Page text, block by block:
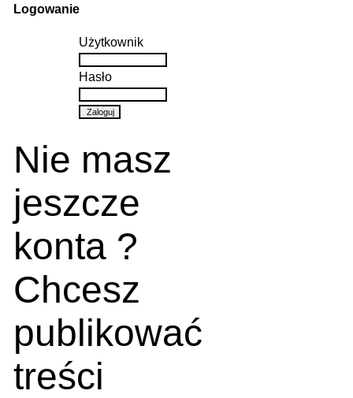
Logowanie
Użytkownik
Hasło
Nie masz
jeszcze
konta ?
Chcesz
publikować
treści